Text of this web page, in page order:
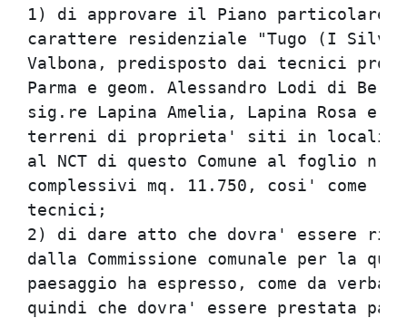
1) di approvare il Piano
carattere residenziale "Tugo (I
Valbona, predisposto dai tecnici
Parma e geom. Alessandro Lodi di
sig.re Lapina Amelia, Lapina Rosa e
terreni di proprieta' siti in
al NCT di questo Comune al foglio n.
complessivi mq. 11.750, cosi'
tecnici;
2) di dare atto che dovra' essere
dalla Commissione comunale per la
paesaggio ha espresso, come da
quindi che dovra' essere prestata